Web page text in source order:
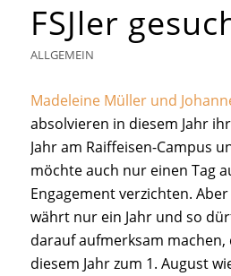
FSJler
ALLGEMEIN
Madeleine Müller und
absolvieren in diesem Jahr
Jahr am Raiffeisen-Campus
möchte auch nur einen Tag
Engagement verzichten.
währt nur ein Jahr und so
darauf aufmerksam machen,
diesem Jahr zum 1. August